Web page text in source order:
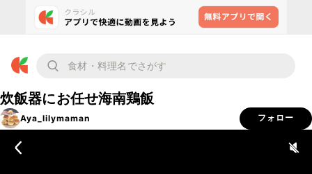
炊飯器にお任せ海南鶏飯
Aya_lilymaman フォロー